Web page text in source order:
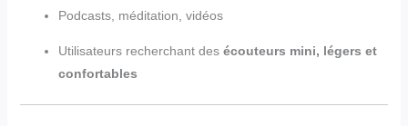
Podcasts, méditation, vidéos
Utilisateurs recherchant des écouteurs mini, légers et
confortables